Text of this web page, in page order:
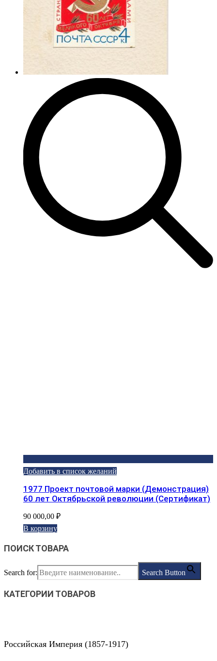
Добавить в список желаний
1977 Проект почтовой марки (Демонстрация)
60 лет Октябрьской революции (Сертификат)
90 000,00 ₽
В корзину
ПОИСК ТОВАРА
Search for: Search Button
КАТЕГОРИИ ТОВАРОВ
Российская Империя (1857-1917)